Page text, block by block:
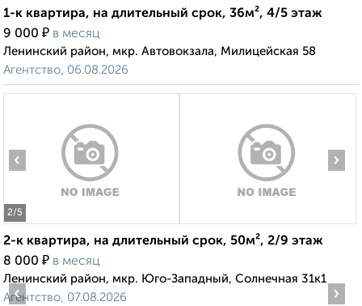
1-к квартира, на длительный срок, 36м², 4/5 этаж
9 000 ₽ в месяц
Ленинский район, мкр. Автовокзала, Милицейская 58
Агентство, 06.08.2026
2/5
‹ ›
2-к квартира, на длительный срок, 50м², 2/9 этаж
8 000 ₽ в месяц
Ленинский район, мкр. Юго-Западный, Солнечная 31к1
Агентство, 07.08.2026
‹ ›